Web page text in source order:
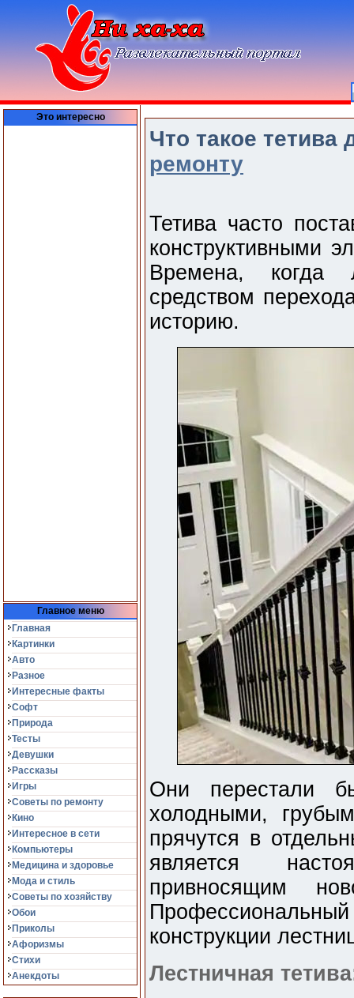
Это интересно
Главное меню
Главная
Картинки
Авто
Разное
Интересные факты
Софт
Природа
Тесты
Девушки
Рассказы
Игры
Советы по ремонту
Кино
Интересное в сети
Компьютеры
Медицина и здоровье
Мода и стиль
Советы по хозяйству
Обои
Приколы
Афоризмы
Стихи
Анекдоты
Что такое
ремонту
Тетива часто
конструктивными
Времена, когда
средством
историю.
Они перестали
холодными,
прячутся в
является
привносящим
Профессиональный
конструкции
Лестничная